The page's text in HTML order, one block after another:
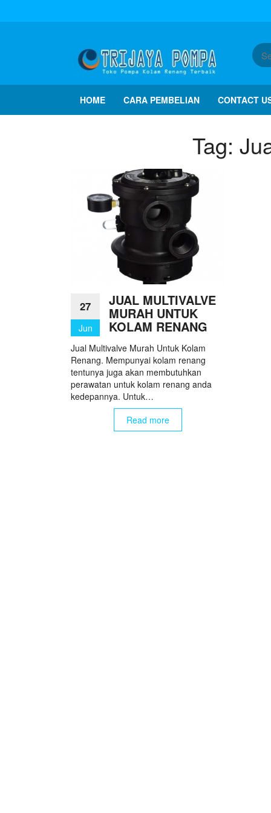
HOME CARA PEMBELIAN CONTACT
Tag:
27
Jun
JUAL MULTIVALVE
MURAH UNTUK
KOLAM RENANG
Jual Multivalve Murah Untuk Kolam
Renang. Mempunyai kolam renang
tentunya juga akan membutuhkan
perawatan untuk kolam renang anda
kedepannya. Untuk…
Read more